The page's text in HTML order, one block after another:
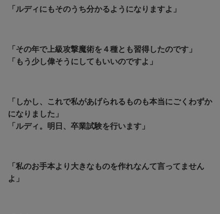
「ルディにもそのうち分かるようになりますよ」
「その年で上級攻撃魔術を４種とも習得したのです」
「もう少し偉そうにしてもいいのですよ」
「しかし、これで私があげられるものも本当にごくわずか
になりました」
「ルディ。明日、卒業試験を行います」
「私のお手本より大きなものを作れなんて言ってません
よ」